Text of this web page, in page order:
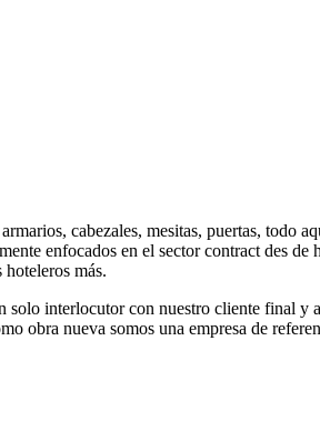
cabezales, mesitas, puertas, todo
enfocados en el sector contract des de
más.
interlocutor con nuestro cliente final y
obra nueva somos una empresa de